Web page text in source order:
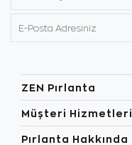
ZEN Pırlanta
Müşteri Hizmetleri
Pırlanta Hakkında